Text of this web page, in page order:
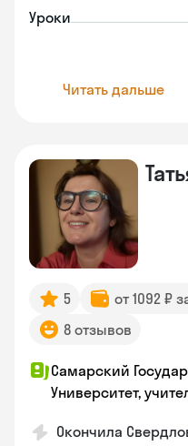
Уроки
Читать дальше
5 от 1092 ₽
8 отзывов
Самарский
Университет,
Окончила